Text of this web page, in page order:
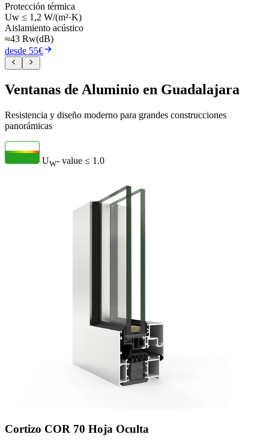
Protección térmica
Uw ≤ 1,2 W/(m²·K)
Aislamiento acústico
≈43 Rw(dB)
desde 55€
Ventanas de Aluminio en Guadalajara
Resistencia y diseño moderno para grandes construcciones
panorámicas
UW- value ≤ 1.0
Cortizo COR 70 Hoja Oculta